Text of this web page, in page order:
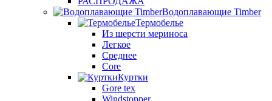
Водоплавающие Timber
Термобелье
Из шерсти мериноса
Легкое
Среднее
Core
Куртки
Gore tex
Windstopper